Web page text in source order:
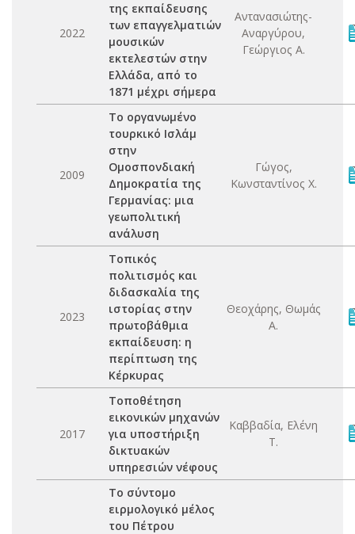
2022
της εκπαίδευσης
των επαγγελματιών
μουσικών
εκτελεστών στην
Ελλάδα, από το
1871 μέχρι σήμερα
Αντανασιώτης-
Αναργύρου,
Γεώργιος Α.
2009
Το οργανωμένο
τουρκικό Ισλάμ
στην
Ομοσπονδιακή
Δημοκρατία της
Γερμανίας: μια
γεωπολιτική
ανάλυση
Γώγος,
Κωνσταντίνος Χ.
2023
Τοπικός
πολιτισμός και
διδασκαλία της
ιστορίας στην
πρωτοβάθμια
εκπαίδευση: η
περίπτωση της
Κέρκυρας
Θεοχάρης, Θωμάς
Α.
2017
Τοποθέτηση
εικονικών μηχανών
για υποστήριξη
δικτυακών
υπηρεσιών νέφους
Καββαδία, Ελένη
Τ.
Το σύντομο
ειρμολογικό μέλος
του Πέτρου